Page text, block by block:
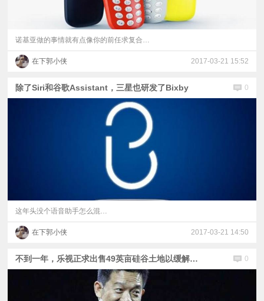
诺基亚做的事情就有点像你的前任求复合…
在下郭小侠 2017-03-21 15:52
除了Siri和谷歌Assistant，三星也研发了Bixby 0
这年头没个语音助手怎么混…
在下郭小侠 2017-03-21 14:50
不到一年，乐视正求出售49英亩硅谷土地以缓解资金压力 0